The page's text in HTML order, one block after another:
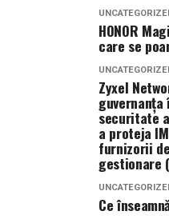
HONOR
care se
Zyxel
securitate
a proteja
furnizorii
gestionare
Ce